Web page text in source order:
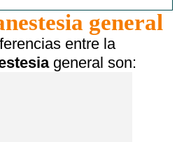
general
entre la
general son: